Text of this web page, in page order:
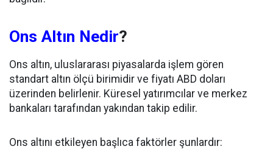
Ons Altın Nedir?
Ons altın, uluslararası piyasalarda işlem gören
standart altın ölçü birimidir ve fiyatı ABD doları
üzerinden belirlenir. Küresel yatırımcılar ve merkez
bankaları tarafından yakından takip edilir.
Ons altını etkileyen başlıca faktörler şunlardır: